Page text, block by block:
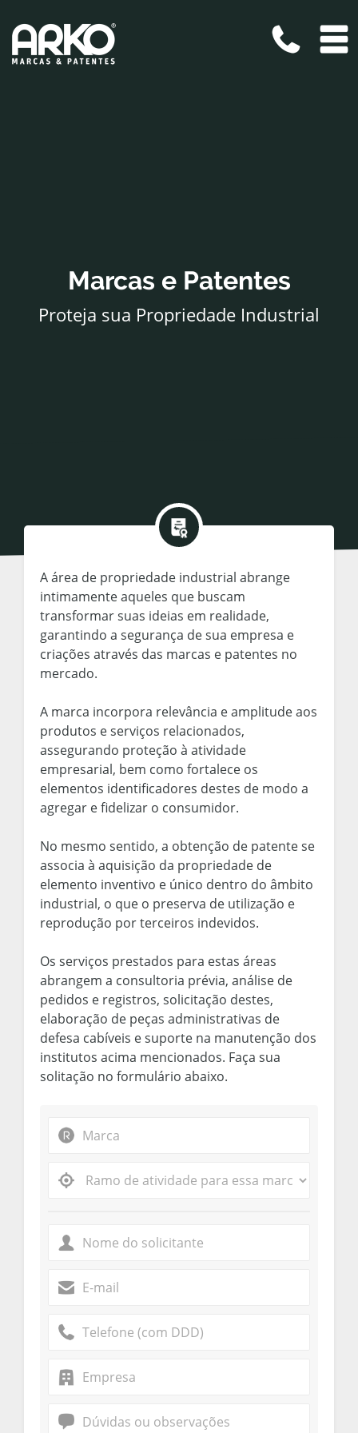
Marcas e Patentes
Proteja sua Propriedade Industrial
A área de propriedade industrial abrange
intimamente aqueles que buscam
transformar suas ideias em realidade,
garantindo a segurança de sua empresa e
criações através das marcas e patentes no
mercado.
A marca incorpora relevância e amplitude aos
produtos e serviços relacionados,
assegurando proteção à atividade
empresarial, bem como fortalece os
elementos identificadores destes de modo a
agregar e fidelizar o consumidor.
No mesmo sentido, a obtenção de patente se
associa à aquisição da propriedade de
elemento inventivo e único dentro do âmbito
industrial, o que o preserva de utilização e
reprodução por terceiros indevidos.
Os serviços prestados para estas áreas
abrangem a consultoria prévia, análise de
pedidos e registros, solicitação destes,
elaboração de peças administrativas de
defesa cabíveis e suporte na manutenção dos
institutos acima mencionados. Faça sua
solitação no formulário abaixo.